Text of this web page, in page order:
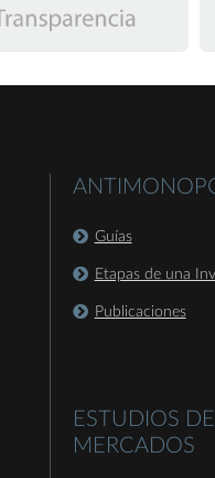
Guías
Etapas de una
Publicaciones
ESTUDIOS DE
MERCADOS